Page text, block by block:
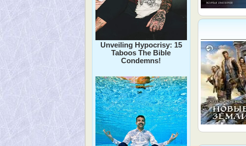
Unveiling Hypocrisy: 15
Taboos The Bible
Condemns!